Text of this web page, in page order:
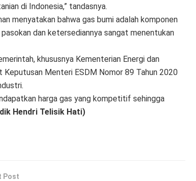
di Indonesia,” tandasnya.
menyatakan bahwa gas bumi adalah komponen
dan ketersediannya sangat menentukan
khususnya Kementerian Energi dan
Keputusan Menteri ESDM Nomor 89 Tahun 2020
harga gas yang kompetitif sehingga
Hendri Telisik Hati)
Post